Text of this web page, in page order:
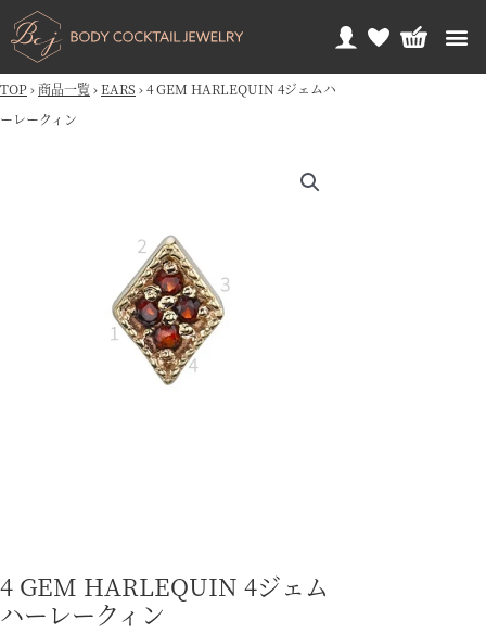
TOP›商品一覧 ›EARS ›4 GEM HARLEQUIN 4ジェムハ
ーレークィン
4 GEM HARLEQUIN 4ジェム
ハーレークィン